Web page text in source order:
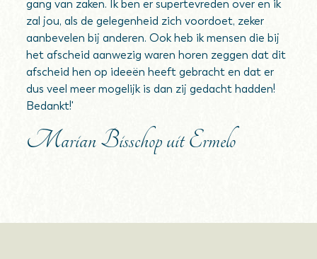
gang van zaken. Ik ben er supertevreden over en ik
zal jou, als de gelegenheid zich voordoet, zeker
aanbevelen bij anderen. Ook heb ik mensen die bij
het afscheid aanwezig waren horen zeggen dat dit
afscheid hen op ideeën heeft gebracht en dat er
dus veel meer mogelijk is dan zij gedacht hadden!
Bedankt!'
Marian Bisschop uit Ermelo